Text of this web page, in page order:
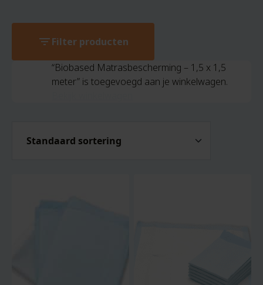
filter_listFilter producten
“Biobased Matrasbescherming – 1,5 x 1,5
meter” is toegevoegd aan je winkelwagen.